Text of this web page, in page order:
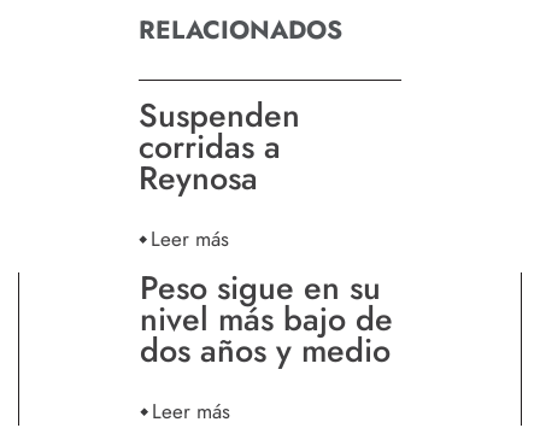
RELACIONADOS
Suspenden
corridas a
Reynosa
Leer más
Peso sigue en su
nivel más bajo de
dos años y medio
Leer más